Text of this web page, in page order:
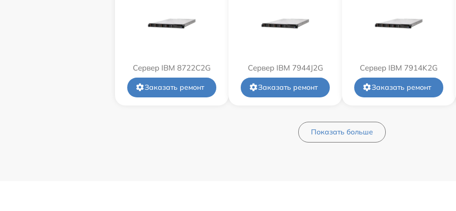
Сервер IBM 8722C2G
Заказать ремонт
Сервер IBM 7944J2G
Заказать ремонт
Сервер IBM 7914K2G
Заказать ремонт
Показать больше